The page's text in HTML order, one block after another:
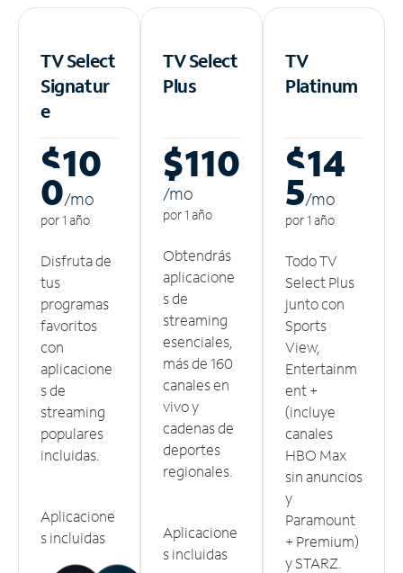
TV Select
Signatur
e
$10
0/mo
por 1 año
Disfruta de
tus
programas
favoritos
con
aplicacione
s de
streaming
populares
incluidas.
Aplicacione
s incluidas
TV Select
Plus
$110
/mo
por 1 año
Obtendrás
aplicacione
s de
streaming
esenciales,
más de 160
canales en
vivo y
cadenas de
deportes
regionales.
Aplicacione
s incluidas
TV
Platinum
$14
5/mo
por 1 año
Todo TV
Select Plus
junto con
Sports
View,
Entertainm
ent +
(incluye
canales
HBO Max
sin anuncios
y
Paramount
+ Premium)
y STARZ.